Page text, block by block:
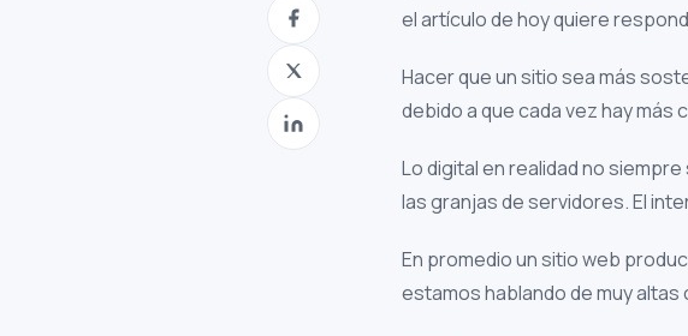
el artículo de hoy quiere
Hacer que un sitio sea más
debido a que cada vez hay más
Lo digital en realidad no
las granjas de servidores. El
En promedio un sitio web
estamos hablando de muy